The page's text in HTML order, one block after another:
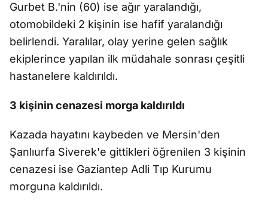
Gurbet B.'nin (60) ise ağır yaralandığı,
otomobildeki 2 kişinin ise hafif yaralandığı
belirlendi. Yaralılar, olay yerine gelen sağlık
ekiplerince yapılan ilk müdahale sonrası çeşitli
hastanelere kaldırıldı.
3 kişinin cenazesi morga kaldırıldı
Kazada hayatını kaybeden ve Mersin'den
Şanlıurfa Siverek'e gittikleri öğrenilen 3 kişinin
cenazesi ise Gaziantep Adli Tıp Kurumu
morguna kaldırıldı.